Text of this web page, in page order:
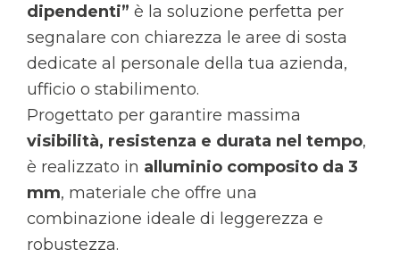
dipendenti” è la soluzione perfetta per
segnalare con chiarezza le aree di sosta
dedicate al personale della tua azienda,
ufficio o stabilimento.
Progettato per garantire massima
visibilità, resistenza e durata nel tempo,
è realizzato in alluminio composito da 3
mm, materiale che offre una
combinazione ideale di leggerezza e
robustezza.